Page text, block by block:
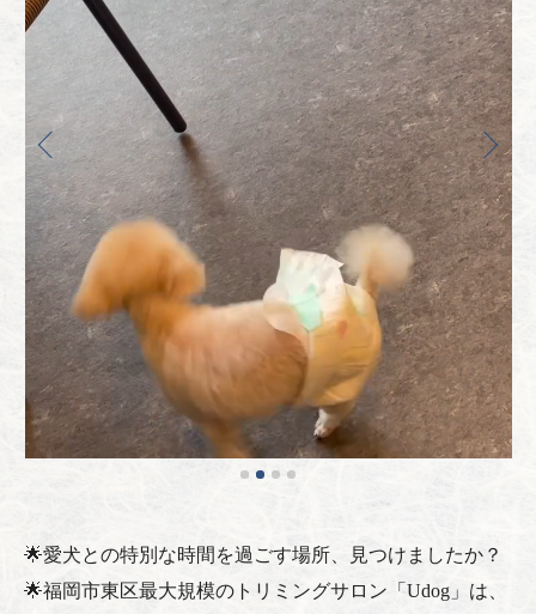
🌟愛犬との特別な時間を過ごす場所、見つけましたか？
🌟福岡市東区最大規模のトリミングサロン「Udog」は、